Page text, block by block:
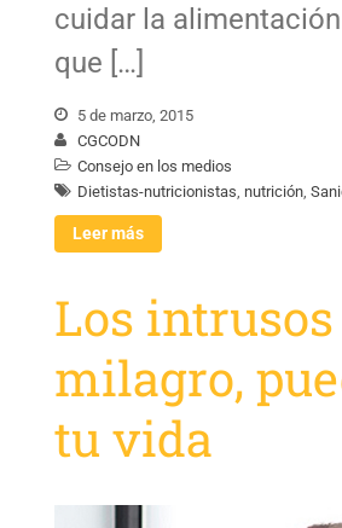
cuidar la
que […]
5 de marzo, 2015
CGCODN
Consejo en los medios
Dietistas-nutricionistas nutrición
Leer más
Los
milagro,
tu vida